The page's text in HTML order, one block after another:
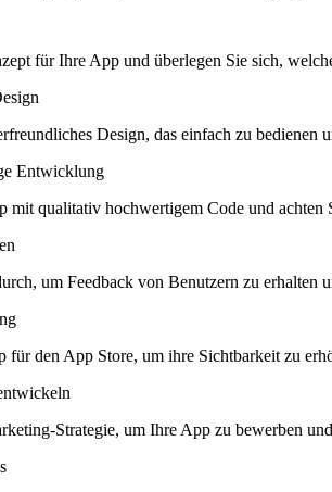
für Ihre App und überlegen Sie sich,
Design, das einfach zu bedienen
Entwicklung
mit qualitativ hochwertigem Code und achten
um Feedback von Benutzern zu erhalten
für den App Store, um ihre Sichtbarkeit zu
Strategie, um Ihre App zu bewerben